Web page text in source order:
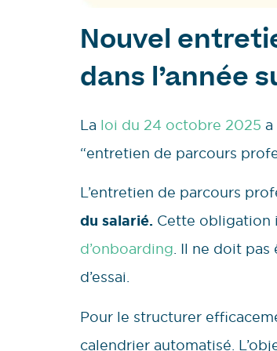
Nouvel
dans l’année
La loi du 24 octobre 2025
“entretien de parcours
L’entretien de parcours
du salarié. Cette obligation
d’onboarding. Il ne doit pas
d’essai.
Pour le structurer
calendrier automatisé.